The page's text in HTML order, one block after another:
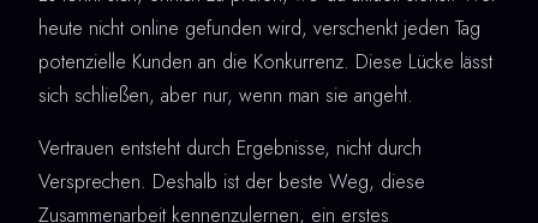
heute nicht online gefunden wird, verschenkt jeden Tag
potenzielle Kunden an die Konkurrenz. Diese Lücke lässt
sich schließen, aber nur, wenn man sie angeht.
Vertrauen entsteht durch Ergebnisse, nicht durch
Versprechen. Deshalb ist der beste Weg, diese
Zusammenarbeit kennenzulernen, ein erstes